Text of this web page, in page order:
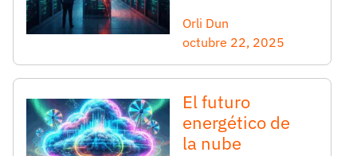
Orli Dun
octubre 22, 2025
El futuro
energético de
la nube